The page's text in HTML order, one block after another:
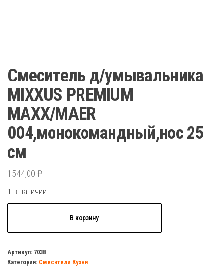
Смеситель д/умывальника
MIXXUS PREMIUM
MAXX/MAER
004,монокомандный,нос 25
см
1544,00 ₽
1 в наличии
д/
умывальника
В корзину
Артикул: 7038
Категория: Смесители Кухня